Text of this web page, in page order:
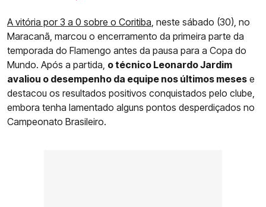
A vitória por 3 a 0 sobre o Coritiba , neste sábado (30), no
Maracanã, marcou o encerramento da primeira parte da
temporada do Flamengo antes da pausa para a Copa do
Mundo. Após a partida, o técnico Leonardo Jardim
avaliou o desempenho da equipe nos últimos meses e
destacou os resultados positivos conquistados pelo clube,
embora tenha lamentado alguns pontos desperdiçados no
Campeonato Brasileiro.